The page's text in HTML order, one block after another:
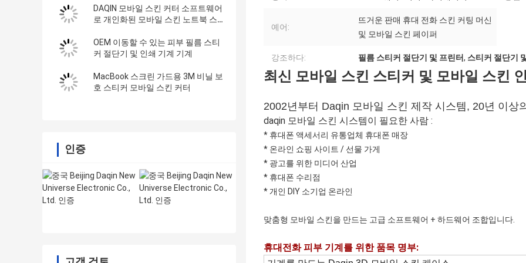
DAQIN 모바일 스킨 커터 소프트웨어
로 개인화된 모바일 스킨 노트북 스키
OEM 이동할 수 있는 피부 필름 스티
커 절단기 및 인쇄 기계 기계
MacBook 스크린 가드용 3M 비닐 보
호 스티커 모바일 스킨 커터
인증
예어:
뜨거운 판매 휴대 전화 스킨 커팅 머신
및 모바일 스킨 페이퍼
강조하다: 필름 스티커 절단기 및 프린터, 스티커 절단기
최신 모바일 스킨 스티커 및 모바일 스킨
2002년부터 Daqin 모바일 스킨 제작 시스템, 20년 이상
daqin 모바일 스킨 시스템이 필요한 사람 :
* 휴대폰 액세서리 유통업체 휴대폰 매장
* 온라인 쇼핑 사이트 / 선물 가게
* 광고를 위한 미디어 산업
* 휴대폰 수리점
* 개인 DIY 소기업 온라인
맞춤형 모바일 스킨을 만드는 고급 소프트웨어 + 하드웨어 조합입니다.
휴대전화 피부 기계를 위한 품목 명부: